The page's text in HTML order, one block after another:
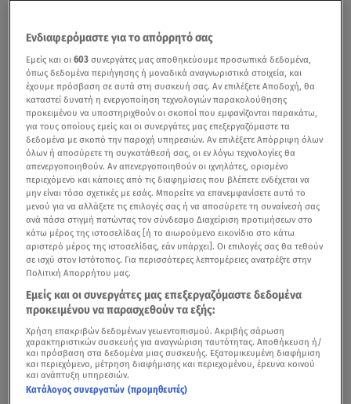
Τα γενέθλιά του είχε χθες ο γιος τηςΕλένης Φουρέιρα
και τουΑλμπέρτο Μποτία!
Ο γιος της τραγουδίστριας και του ποδοσφαιριστή
έκλεισε 1 χρόνο ζωής και οι γονείς του διοργάνωσαν
ένα όμορφο πάρτι γενεθλίων, για να γιορτάσουν σε
στενό οικογενειακό και φιλικό κύκλο αυτή την τόσο
σημαντική ημέρα.
Ελένη Φουρέιρα - Αλμπέρτο Μποτία: Πάρτι για τα
Ενδιαφερόμαστε για το απόρρητό σας
Εμείς και οι603 συνεργάτες μας αποθηκεύουμε προσωπικά δεδομένα,
όπως δεδομένα περιήγησης ή μοναδικά αναγνωριστικά στοιχεία, και
έχουμε πρόσβαση σε αυτά στη συσκευή σας. Αν επιλέξετε Αποδοχή, θα
καταστεί δυνατή η ενεργοποίηση τεχνολογιών παρακολούθησης
προκειμένου να υποστηριχθούν οι σκοποί που εμφανίζονται παρακάτω,
για τους οποίους εμείς και οι συνεργάτες μας επεξεργαζόμαστε τα
δεδομένα με σκοπό την παροχή υπηρεσιών. Αν επιλέξετε Απόρριψη όλων
όλων ή αποσύρετε τη συγκατάθεσή σας, οι εν λόγω τεχνολογίες θα
απενεργοποιηθούν. Αν απενεργοποιηθούν οι ιχνηλάτες, ορισμένο
περιεχόμενο και κάποιες από τις διαφημίσεις που βλέπετε ενδέχεται να
μην είναι τόσο σχετικές με εσάς. Μπορείτε να επανεμφανίσετε αυτό το
μενού για να αλλάξετε τις επιλογές σας ή να αποσύρετε τη συναίνεσή σας
ανά πάσα στιγμή πατώντας τον σύνδεσμο Διαχείριση προτιμήσεων στο
κάτω μέρος της ιστοσελίδας [ή το αιωρούμενο εικονίδιο στο κάτω
αριστερό μέρος της ιστοσελίδας, εάν υπάρχει]. Οι επιλογές σας θα τεθούν
σε ισχύ στον Ιστότοπος. Για περισσότερες λεπτομέρειες ανατρέξτε στην
Πολιτική Απορρήτου μας.
Εμείς και οι συνεργάτες μας επεξεργαζόμαστε δεδομένα
προκειμένου να παρασχεθούν τα εξής:
Χρήση επακριβών δεδομένων γεωεντοπισμού. Ακριβής σάρωση
χαρακτηριστικών συσκευής για αναγνώριση ταυτότητας. Αποθήκευση ή/
και πρόσβαση στα δεδομένα μιας συσκευής. Εξατομικευμένη διαφήμιση
και περιεχόμενο, μέτρηση διαφήμισης και περιεχομένου, έρευνα κοινού
και ανάπτυξη υπηρεσιών.
Κατάλογος συνεργατών (προμηθευτές)